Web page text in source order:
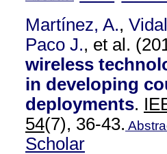
Martínez, A.,
Paco J., et al.
wireless
in developing
deployments.
54(7), 36-43.
Scholar